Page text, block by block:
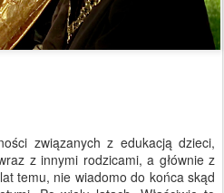
związanych z edukacją dzieci,
z innymi rodzicami, a głównie z
temu, nie wiadomo do końca skąd